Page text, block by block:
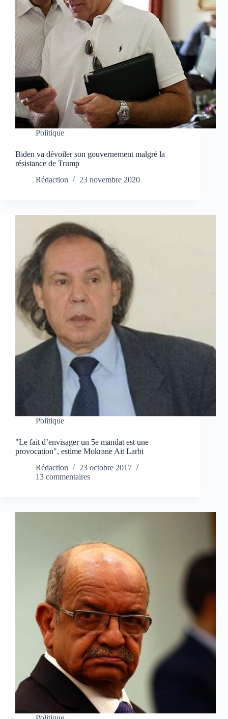
Politique
Biden va dévoiler son gouvernement malgré la
résistance de Trump
Rédaction
23 novembre 2020
Politique
"Le fait d’envisager un 5e mandat est une
provocation", estime Mokrane Ait Larbi
Rédaction
23 octobre 2017
13 commentaires